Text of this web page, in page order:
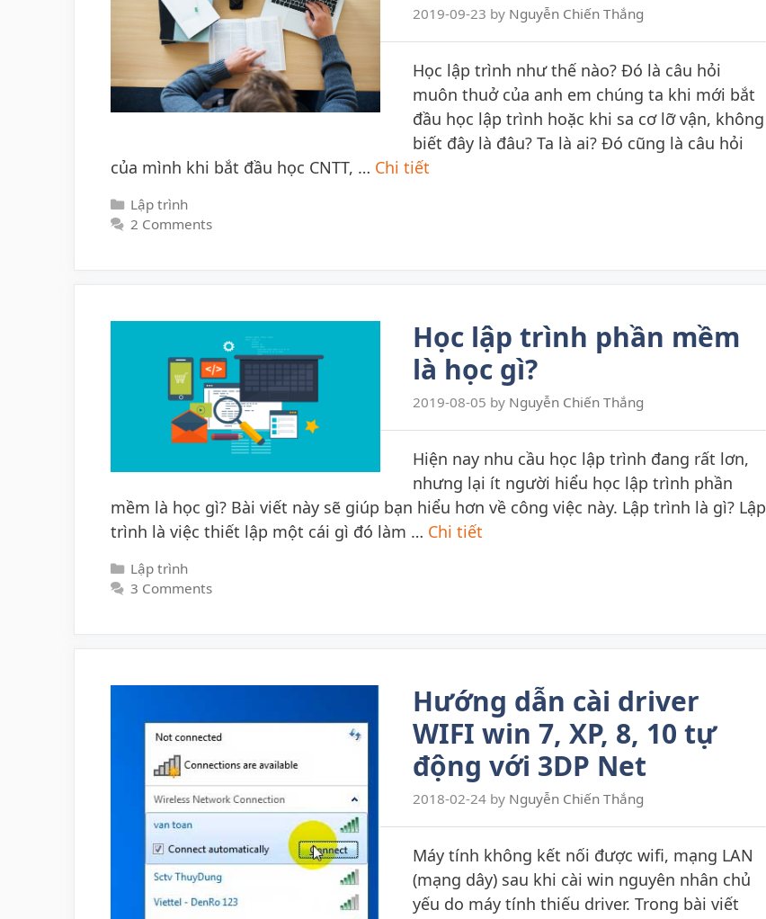
2019-09-23 by Nguyễn Chiến Thắng
Học lập trình như thế nào? Đó là câu hỏi
muôn thuở của anh em chúng ta khi mới bắt
đầu học lập trình hoặc khi sa cơ lỡ vận, không
biết đây là đâu? Ta là ai? Đó cũng là câu hỏi
của mình khi bắt đầu học CNTT, … Chi tiết
Categories
Lập trình
2 Comments
Học lập trình phần mềm
là học gì?
2019-08-05 by Nguyễn Chiến Thắng
Hiện nay nhu cầu học lập trình đang rất lơn,
nhưng lại ít người hiểu học lập trình phần
mềm là học gì? Bài viết này sẽ giúp bạn hiểu hơn về công việc này. Lập trình là gì? Lập
trình là việc thiết lập một cái gì đó làm … Chi tiết
Categories
Lập trình
3 Comments
Hướng dẫn cài driver
WIFI win 7, XP, 8, 10 tự
động với 3DP Net
2018-02-24 by Nguyễn Chiến Thắng
Máy tính không kết nối được wifi, mạng LAN
(mạng dây) sau khi cài win nguyên nhân chủ
yếu do máy tính thiếu driver. Trong bài viết